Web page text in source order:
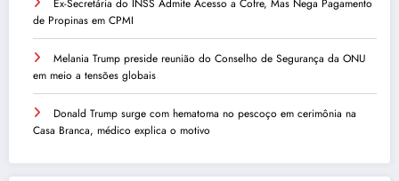
Ex-Secretária do INSS Admite Acesso a Cofre, Mas Nega Pagamento
de Propinas em CPMI
Melania Trump preside reunião do Conselho de Segurança da ONU
em meio a tensões globais
Donald Trump surge com hematoma no pescoço em cerimônia na
Casa Branca, médico explica o motivo